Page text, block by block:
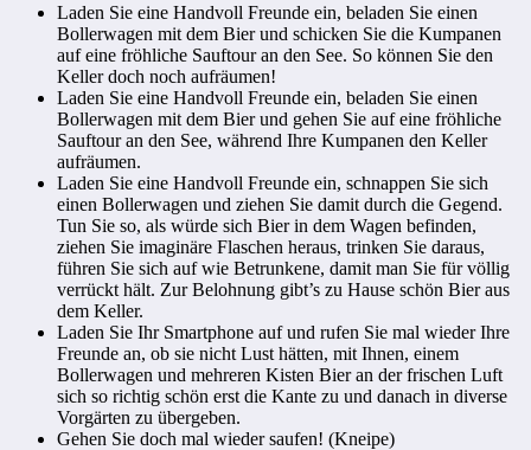
Laden Sie eine Handvoll Freunde ein, beladen Sie einen
Bollerwagen mit dem Bier und schicken Sie die Kumpanen
auf eine fröhliche Sauftour an den See. So können Sie den
Keller doch noch aufräumen!
Laden Sie eine Handvoll Freunde ein, beladen Sie einen
Bollerwagen mit dem Bier und gehen Sie auf eine fröhliche
Sauftour an den See, während Ihre Kumpanen den Keller
aufräumen.
Laden Sie eine Handvoll Freunde ein, schnappen Sie sich
einen Bollerwagen und ziehen Sie damit durch die Gegend.
Tun Sie so, als würde sich Bier in dem Wagen befinden,
ziehen Sie imaginäre Flaschen heraus, trinken Sie daraus,
führen Sie sich auf wie Betrunkene, damit man Sie für völlig
verrückt hält. Zur Belohnung gibt’s zu Hause schön Bier aus
dem Keller.
Laden Sie Ihr Smartphone auf und rufen Sie mal wieder Ihre
Freunde an, ob sie nicht Lust hätten, mit Ihnen, einem
Bollerwagen und mehreren Kisten Bier an der frischen Luft
sich so richtig schön erst die Kante zu und danach in diverse
Vorgärten zu übergeben.
Gehen Sie doch mal wieder saufen! (Kneipe)